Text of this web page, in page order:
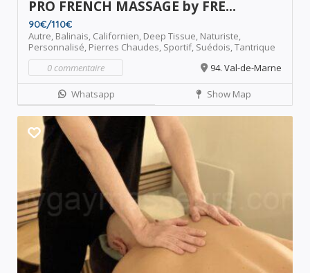
PRO FRENCH MASSAGE by FRE...
90€/110€
Autre, Balinais, Californien, Deep Tissue, Naturiste,
Personnalisé, Pierres Chaudes, Sportif, Suédois, Tantrique
0 commentaire
94. Val-de-Marne
Whatsapp Show Map